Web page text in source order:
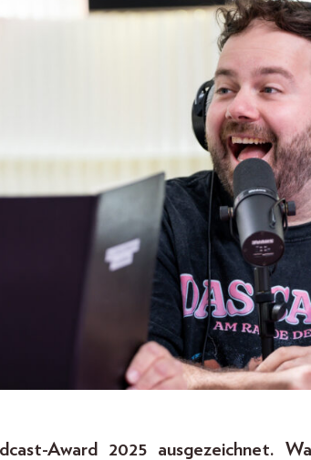
Award 2025 ausgezeichnet.